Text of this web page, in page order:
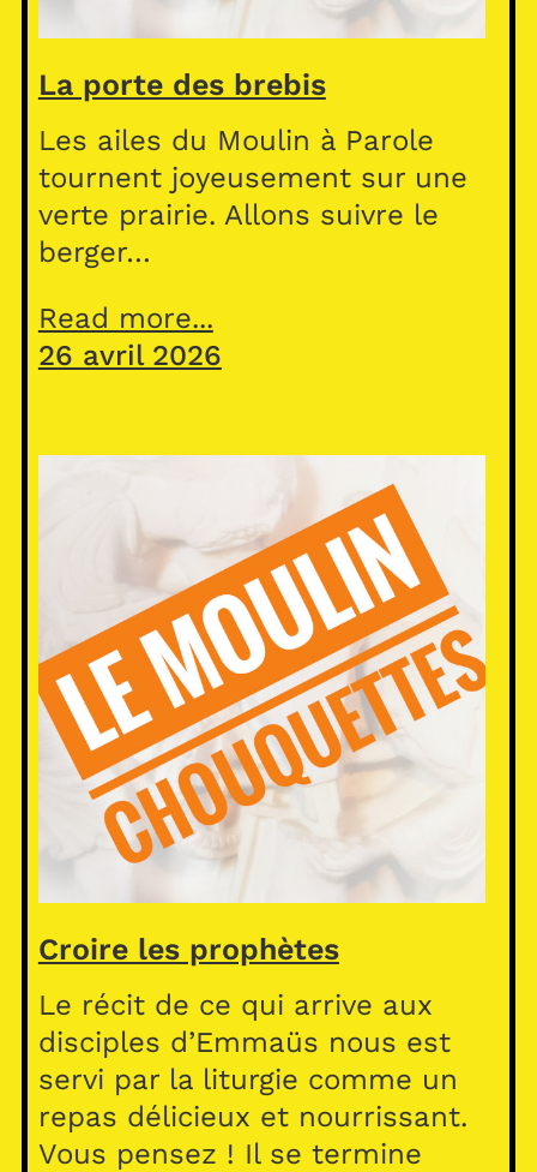
La porte des brebis
Les ailes du Moulin à Parole
tournent joyeusement sur une
verte prairie. Allons suivre le
berger…
Read more...
26 avril 2026
Croire les prophètes
Le récit de ce qui arrive aux
disciples d’Emmaüs nous est
servi par la liturgie comme un
repas délicieux et nourrissant.
Vous pensez ! Il se termine